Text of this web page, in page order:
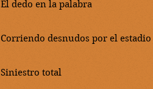
El dedo en la palabra
Corriendo desnudos por el estadio
Siniestro total